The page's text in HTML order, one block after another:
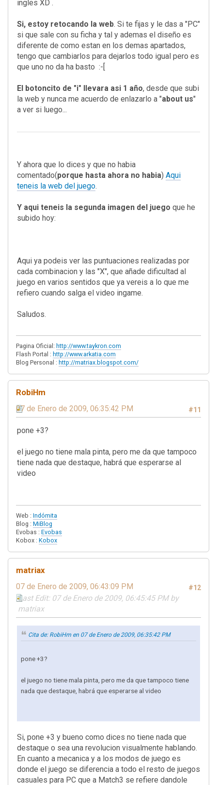
ingles XD .
Si, estoy retocando la web. Si te fijas y le das a "PC"
si que sale con su ficha y tal y ademas el diseño es
diferente de como estan en los demas apartados,
tengo que cambiarlos para dejarlos todo igual pero es
que uno no da ha basto :-[
El botoncito de "i" llevara asi 1 año, desde que subi
la web y nunca me acuerdo de enlazarlo a "about us"
a ver si luego...
Y ahora que lo dices y que no habia
comentado(porque hasta ahora no habia) Aqui
teneis la web del juego.
Y aqui teneis la segunda imagen del juego que he
subido hoy:
Aqui ya podeis ver las puntuaciones realizadas por
cada combinacion y las "X", que añade dificultad al
juego en varios sentidos que ya vereis a lo que me
refiero cuando salga el video ingame.
Saludos.
Pagina Oficial: http://www.taykron.com
Flash Portal : http://www.arkatia.com
Blog Personal : http://matriax.blogspot.com/
RobiHm
#11
07 de Enero de 2009, 06:35:42 PM
pone +3?
el juego no tiene mala pinta, pero me da que tampoco
tiene nada que destaque, habrá que esperarse al
video
Web : Indómita
Blog : MiBlog
Evobas : Evobas
Kobox : Kobox
matriax
#12
07 de Enero de 2009, 06:43:09 PM
Last Edit: 07 de Enero de 2009, 06:45:45 PM by
matriax
Cita de: RobiHm en 07 de Enero de 2009, 06:35:42 PM
pone +3?
el juego no tiene mala pinta, pero me da que tampoco tiene
nada que destaque, habrá que esperarse al video
Si, pone +3 y bueno como dices no tiene nada que
destaque o sea una revolucion visualmente hablando.
En cuanto a mecanica y a los modos de juego es
donde el juego se diferencia a todo el resto de juegos
casuales para PC que a Match3 se refiere dandole